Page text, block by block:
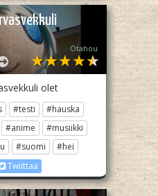
Otahou
olet
#testi
#hauska
#anime
#musiikki
#suomi
#hei
Twiittaa